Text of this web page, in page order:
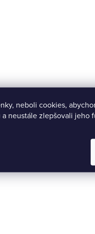
neboli cookies,
neustále zlepšovali jeho